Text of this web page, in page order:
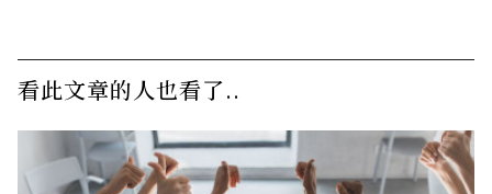
看此文章的人也看了..